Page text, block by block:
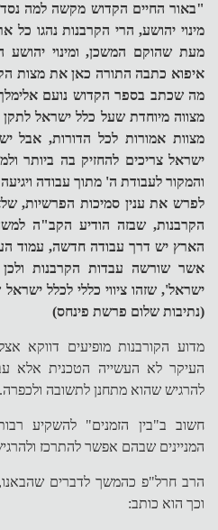
"באור החיים הקדוש מקשה למה
מינוי יהושע, הרי הקרבנות נהגו
מעת שהוקם המשכן, ומינוי
איפוא כתבה התורה כאן את מצות
מה שכתב בספר הקדוש נועם
מצווה מיוחדת שעל כלל ישראל
מצוות אמורות לכל הדורות, אבל
ישראל צריכים להחזיק בה ביותר
והמקור לעבודת ה' מתוך עבודה
לפרש את ענין סמיכות הפרשיות,
הקרבנות, שבזה הודיע הקב"ה
הארץ יש דרך עבודה חדשה, עמוד
אשר שורשה עבדות הקרבנות
ישראל', שזהו ציווי כללי לכלל
(נתיבות שלום פרשת פינחס)
מדוע הקורבנות מופיעים דווקא
העיקר לא העשייה הטכנית אלא
להרגיש שהוא מתחנן לתשובה ולכפרה.
חשוב ב"בין הזמנים" להשקיע
המניינים שבהם אפשר להתרכז
הרב חרל"פ כהמשך לדברים
וכך הוא כותב: